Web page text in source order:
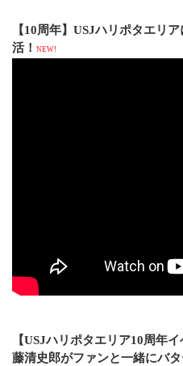
【10周年】USJハリポタエリ
活！ NEW!
【USJハリポタエリア10周年
藤清史郎がファンと一緒にバタ